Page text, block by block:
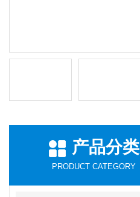
产品分类
PRODUCT CATEGORY